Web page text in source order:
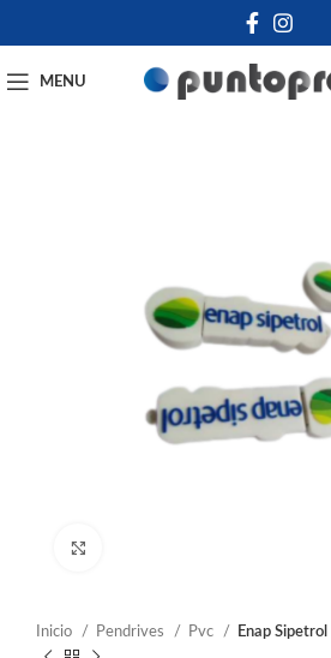
MENU
Inicio Pendrives Pvc Enap Sipetrol